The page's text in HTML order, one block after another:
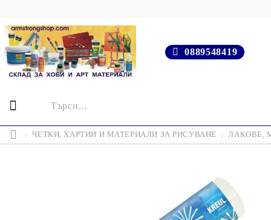
0889548419
ЧЕТКИ, ХАРТИИ И МАТЕРИАЛИ ЗА РИСУВАНЕ ЛАКОВЕ,